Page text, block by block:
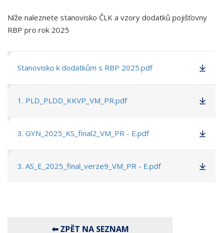
Níže naleznete stanovisko ČLK a vzory dodatků pojišťovny
RBP pro rok 2025
Stanovisko k dodatkům s RBP 2025.pdf
1. PLD_PLDD_KKVP_VM_PR.pdf
3. GYN_2025_KS_final2_VM_PR - E.pdf
3. AS_E_2025_final_verze9_VM_PR - E.pdf